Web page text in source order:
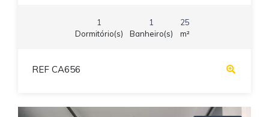
1
Dormitório(s)
1
Banheiro(s)
25
m²
REF CA656